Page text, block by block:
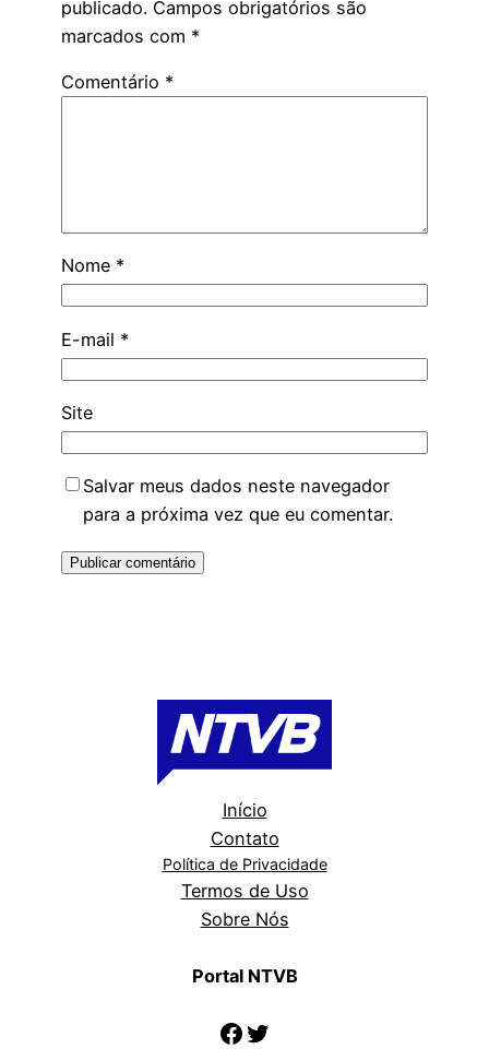
publicado. Campos obrigatórios são
marcados com *
Comentário *
Nome *
E-mail *
Site
Salvar meus dados neste navegador
para a próxima vez que eu comentar.
Início
Contato
Política de Privacidade
Termos de Uso
Sobre Nós
Portal NTVB
Facebook
Twitter